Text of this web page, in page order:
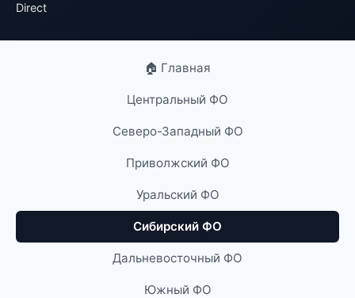
Direct
🏠 Главная
Центральный ФО
Северо-Западный ФО
Приволжский ФО
Уральский ФО
Сибирский ФО
Дальневосточный ФО
Южный ФО